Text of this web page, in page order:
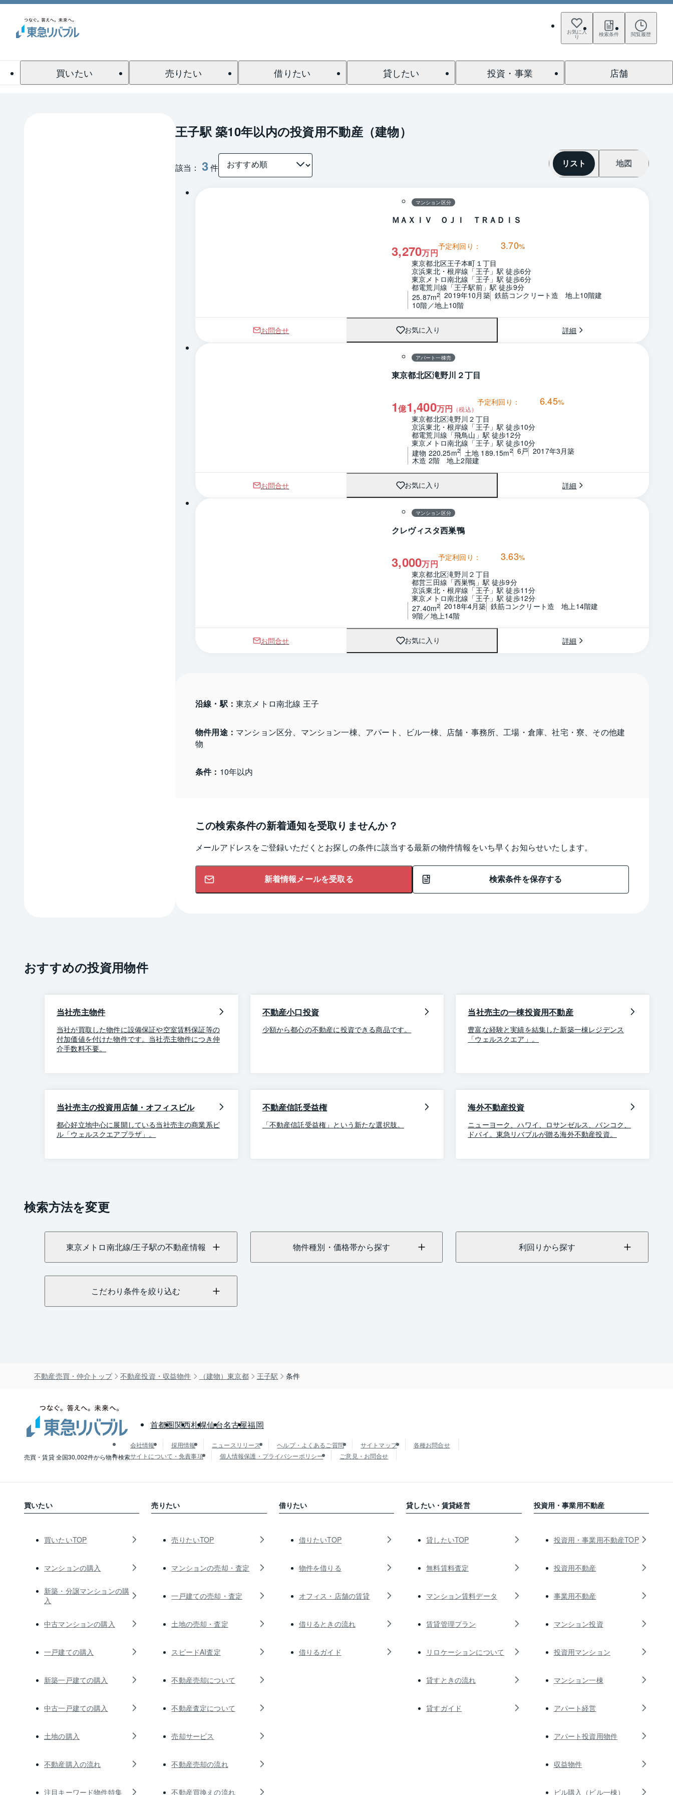
お気に入
り 検索条件 閲覧履歴
買いたい 売りたい 借りたい 貸したい 投資・事業 店舗
王子駅 築10年以内の投資用不動産（建物）
該当： 3件 リスト 地図
1 / 0
マンション区分
ＭＡＸＩＶ ＯＪＩ ＴＲＡＤＩＳ
3,270万円
予定利回り： 3.70%
東京都北区王子本町１丁目
京浜東北・根岸線「王子」駅 徒歩6分
東京メトロ南北線「王子」駅 徒歩6分
都電荒川線「王子駅前」駅 徒歩9分
25.87m2 2019年10月築 鉄筋コンクリート造　地上10階建
10階／地上10階
お問合せ お気に入り 詳細
アパート一棟売
東京都北区滝野川２丁目
1億1,400万円 （税込）
予定利回り： 6.45%
東京都北区滝野川２丁目
京浜東北・根岸線「王子」駅 徒歩10分
都電荒川線「飛鳥山」駅 徒歩12分
東京メトロ南北線「王子」駅 徒歩10分
建物 220.25m2 土地 189.15m2 6戸 2017年3月築
木造 2階　地上2階建
お問合せ お気に入り 詳細
マンション区分
クレヴィスタ西巣鴨
3,000万円
予定利回り： 3.63%
東京都北区滝野川２丁目
都営三田線「西巣鴨」駅 徒歩9分
京浜東北・根岸線「王子」駅 徒歩11分
東京メトロ南北線「王子」駅 徒歩12分
27.40m2 2018年4月築 鉄筋コンクリート造　地上14階建
9階／地上14階
お問合せ お気に入り 詳細
沿線・駅： 東京メトロ南北線 王子
物件用途： マンション区分、マンション一棟、アパート、ビル一棟、店舗・事務所、工場・倉庫、社宅・寮、その他建
物
条件： 10年以内
この検索条件の新着通知を受取りませんか？
メールアドレスをご登録いただくとお探しの条件に該当する最新の物件情報をいち早くお知らせいたします。
新着情報メールを受取る 検索条件を保存する
おすすめの投資用物件
当社売主物件
当社が買取した物件に設備保証や空室賃料保証等の
付加価値を付けた物件です。当社売主物件につき仲
介手数料不要。
不動産小口投資
少額から都心の不動産に投資できる商品です。
当社売主の一棟投資用不動産
豊富な経験と実績を結集した新築一棟レジデンス
「ウェルスクエア」。
当社売主の投資用店舗・オフィスビル
都心好立地中心に展開している当社売主の商業系ビ
ル「ウェルスクエアプラザ」。
不動産信託受益権
「不動産信託受益権」という新たな選択肢。
海外不動産投資
ニューヨーク、ハワイ、ロサンゼルス、バンコク、
ドバイ。東急リバブルが贈る海外不動産投資。
検索方法を変更
東京メトロ南北線/王子駅の不動産情報 物件種別・価格帯から探す 利回りから探す
こだわり条件を絞り込む
不動産売買・仲介トップ 不動産投資・収益物件 （建物）東京都 王子駅 条件
売買・賃貸 全国30,002件から物件検索
首都圏関西札幌仙台名古屋福岡
会社情報 採用情報 ニュースリリース ヘルプ・よくあるご質問 サイトマップ
各種お問合せ
サイトについて・免責事項
個人情報保護・プライバシーポリシー ご意見・お問合せ
買いたい
買いたいTOP
マンションの購入
新築・分譲マンションの購
入
中古マンションの購入
一戸建ての購入
新築一戸建ての購入
中古一戸建ての購入
土地の購入
不動産購入の流れ
注目キーワード物件特集
売りたい
売りたいTOP
マンションの売却・査定
一戸建ての売却・査定
土地の売却・査定
スピードAI査定
不動産売却について
不動産査定について
売却サービス
不動産売却の流れ
不動産買換えの流れ
借りたい
借りたいTOP
物件を借りる
オフィス・店舗の賃貸
借りるときの流れ
借りるガイド
貸したい・賃貸経営
貸したいTOP
無料賃料査定
マンション賃料データ
賃貸管理プラン
リロケーションについて
貸すときの流れ
貸すガイド
投資用・事業用不動産
投資用・事業用不動産TOP
投資用不動産
事業用不動産
マンション投資
投資用マンション
マンション一棟
アパート経営
アパート投資用物件
収益物件
ビル購入（ビル一棟）